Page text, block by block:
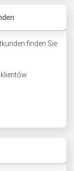
finden Sie